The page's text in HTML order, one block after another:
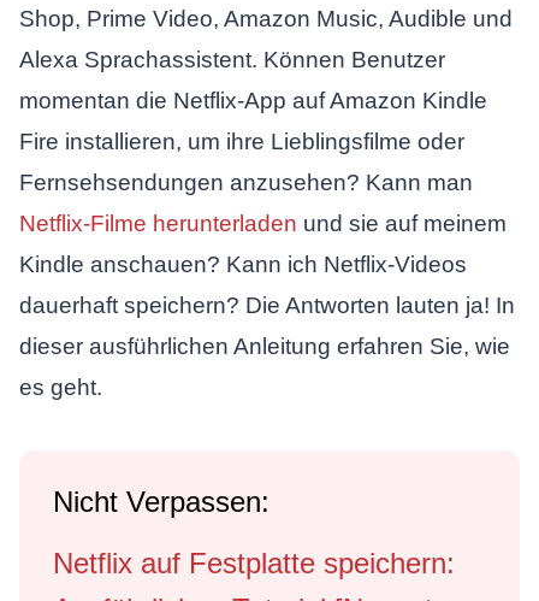
Shop, Prime Video, Amazon Music, Audible und
Alexa Sprachassistent. Können Benutzer
momentan die Netflix-App auf Amazon Kindle
Fire installieren, um ihre Lieblingsfilme oder
Fernsehsendungen anzusehen? Kann man
Netflix-Filme herunterladen und sie auf meinem
Kindle anschauen? Kann ich Netflix-Videos
dauerhaft speichern? Die Antworten lauten ja! In
dieser ausführlichen Anleitung erfahren Sie, wie
es geht.
Nicht Verpassen:
Netflix auf Festplatte speichern: